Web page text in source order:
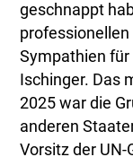
geschnappt
Sympathien
Ischinger. Das
2025 war die
anderen
Vorsitz der